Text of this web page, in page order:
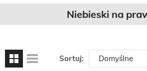
Niebieski na
Sortuj: